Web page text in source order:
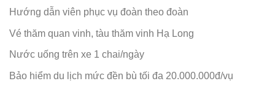
Hướng dẫn viên phục vụ đoàn theo đoàn
Vé thăm quan vinh, tàu thăm vinh Hạ Long
Nước uống trên xe 1 chai/ngày
Bảo hiểm du lịch mức đền bù tối đa 20.000.000đ/vụ